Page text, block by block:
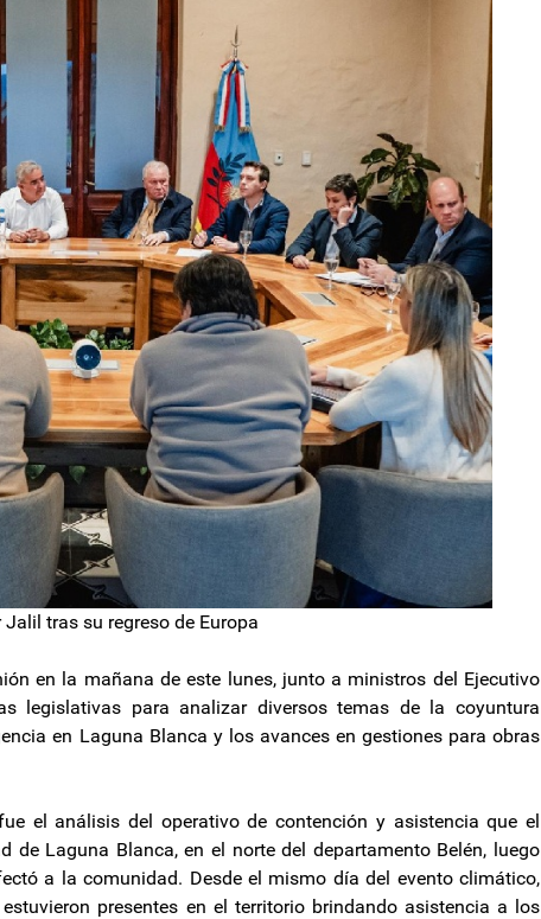
tras su regreso de Europa
en la mañana de este lunes, junto a ministros del Ejecutivo
legislativas para analizar diversos temas de la coyuntura
en Laguna Blanca y los avances en gestiones para obras
el análisis del operativo de contención y asistencia que el
de Laguna Blanca, en el norte del departamento Belén, luego
a la comunidad. Desde el mismo día del evento climático,
presentes en el territorio brindando asistencia a los